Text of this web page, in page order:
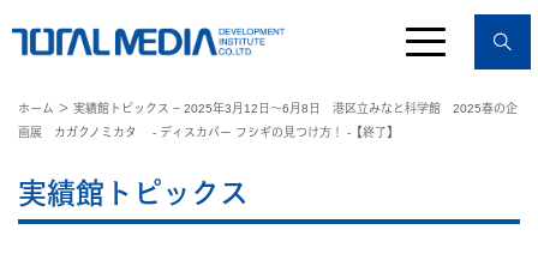
ホーム
＞ 実績館トピックス − 2025年3月12日〜6月8日 港区立みなと科学館 2025春の企
画展 カガクノミカタ - ディスカバー フシギの見つけ方！ -【終了】
実績館トピックス